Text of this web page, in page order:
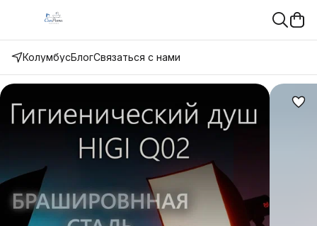
КолумбусБлогСвязаться с нами